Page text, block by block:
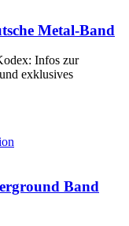
Metal-Band
Infos zur
exklusives
Band